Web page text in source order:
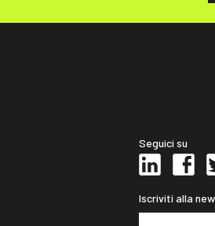
Seguici su
Iscriviti alla